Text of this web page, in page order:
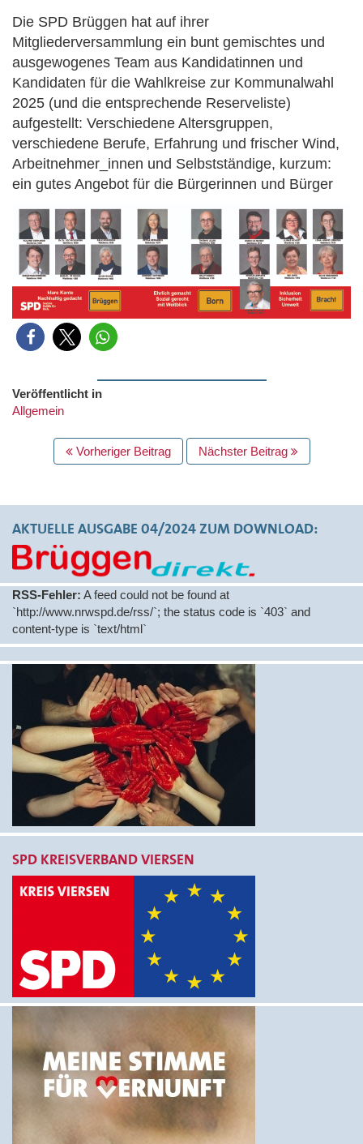
Die SPD Brüggen hat auf ihrer
Mitgliederversammlung ein bunt gemischtes und
ausgewogenes Team aus Kandidatinnen und
Kandidaten für die Wahlkreise zur Kommunalwahl
2025 (und die entsprechende Reserveliste)
aufgestellt: Verschiedene Altersgruppen,
verschiedene Berufe, Erfahrung und frischer Wind,
Arbeitnehmer_innen und Selbstständige, kurzum:
ein gutes Angebot für die Bürgerinnen und Bürger
Veröffentlicht in
Allgemein
BEITRAGS
NAVIGATION
Vorheriger Beitrag Nächster Beitrag
AKTUELLE AUSGABE 04/2024 ZUM DOWNLOAD:
RSS-Fehler: A feed could not be found at
`http://www.nrwspd.de/rss/`; the status code is `403` and
content-type is `text/html`
SPD KREISVERBAND VIERSEN